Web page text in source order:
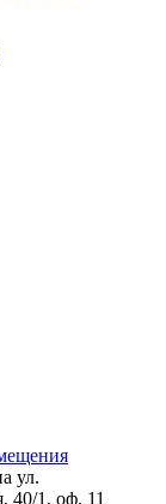
ул.
40/1, оф. 11